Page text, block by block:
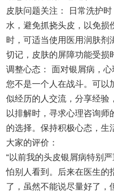
皮肤问题关注： 日常洗护
水，避免抓挠头皮，以免损
时，可适当使用医用润肤剂
切记，皮肤的屏障功能受损
调整心态： 面对银屑病，
您不是一个人在战斗。可以
似经历的人交流，分享经验
以排解时，寻求心理咨询师
的选择。保持积极心态，生
大家的评价：
“以前我的头皮银屑病特别
怕别人看到。后来在医生的
了，虽然不能说尽量好了，